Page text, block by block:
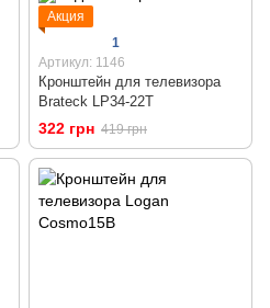
Акция
1
Артикул: 1146
Кронштейн для телевизора
Brateck LP34-22T
322 грн 419 грн